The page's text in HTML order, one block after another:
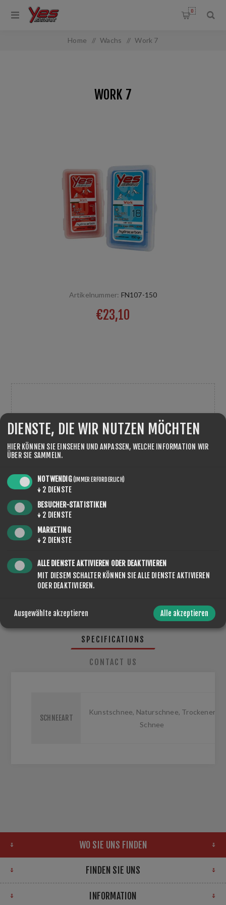
0
Home / Wachs / Work 7
WORK 7
Artikelnummer: FN107-150
€23,10
MENGE:
TEILEN:
SPECIFICATIONS
CONTACT US
SCHNEEART
Kunstschnee, Naturschnee, Trockener
Schnee
WO SIE UNS FINDEN
FINDEN SIE UNS
INFORMATION
DIENSTE, DIE WIR NUTZEN MÖCHTEN
HIER KÖNNEN SIE EINSEHEN UND ANPASSEN, WELCHE INFORMATION WIR
ÜBER SIE SAMMELN.
NOTWENDIG(IMMER ERFORDERLICH)
↓ 2 DIENSTE
BESUCHER-STATISTIKEN
↓ 2 DIENSTE
MARKETING
↓ 2 DIENSTE
ALLE DIENSTE AKTIVIEREN ODER DEAKTIVIEREN
MIT DIESEM SCHALTER KÖNNEN SIE ALLE DIENSTE AKTIVIEREN
ODER DEAKTIVIEREN.
Ausgewählte akzeptieren Alle akzeptieren